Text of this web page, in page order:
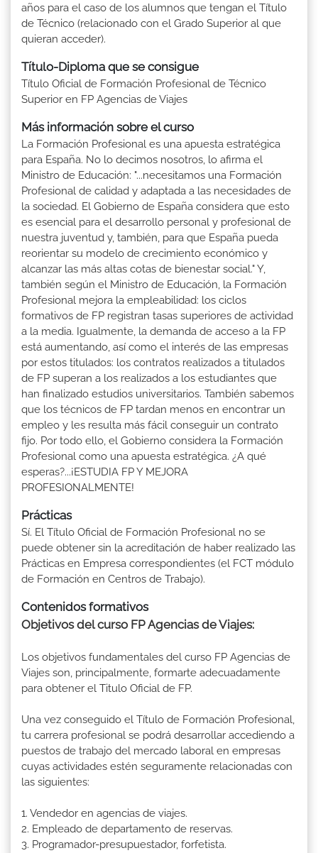
años para el caso de los alumnos que tengan el Título
de Técnico (relacionado con el Grado Superior al que
quieran acceder).
Título-Diploma que se consigue
Título Oficial de Formación Profesional de Técnico
Superior en FP Agencias de Viajes
Más información sobre el curso
La Formación Profesional es una apuesta estratégica
para España. No lo decimos nosotros, lo afirma el
Ministro de Educación: "...necesitamos una Formación
Profesional de calidad y adaptada a las necesidades de
la sociedad. El Gobierno de España considera que esto
es esencial para el desarrollo personal y profesional de
nuestra juventud y, también, para que España pueda
reorientar su modelo de crecimiento económico y
alcanzar las más altas cotas de bienestar social." Y,
también según el Ministro de Educación, la Formación
Profesional mejora la empleabilidad: los ciclos
formativos de FP registran tasas superiores de actividad
a la media. Igualmente, la demanda de acceso a la FP
está aumentando, así como el interés de las empresas
por estos titulados: los contratos realizados a titulados
de FP superan a los realizados a los estudiantes que
han finalizado estudios universitarios. También sabemos
que los técnicos de FP tardan menos en encontrar un
empleo y les resulta más fácil conseguir un contrato
fijo. Por todo ello, el Gobierno considera la Formación
Profesional como una apuesta estratégica. ¿A qué
esperas?...¡ESTUDIA FP Y MEJORA
PROFESIONALMENTE!
Prácticas
Sí. El Título Oficial de Formación Profesional no se
puede obtener sin la acreditación de haber realizado las
Prácticas en Empresa correspondientes (el FCT módulo
de Formación en Centros de Trabajo).
Contenidos formativos
Objetivos del curso FP Agencias de Viajes:
Los objetivos fundamentales del curso FP Agencias de
Viajes son, principalmente, formarte adecuadamente
para obtener el Titulo Oficial de FP.
Una vez conseguido el Título de Formación Profesional,
tu carrera profesional se podrá desarrollar accediendo a
puestos de trabajo del mercado laboral en empresas
cuyas actividades estén seguramente relacionadas con
las siguientes:
1. Vendedor en agencias de viajes.
2. Empleado de departamento de reservas.
3. Programador-presupuestador, forfetista.